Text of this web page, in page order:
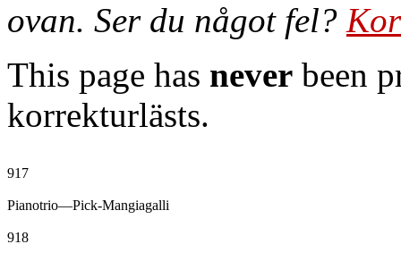
ovan. Ser du något fel?
This page has never been
korrekturlästs.
917
Pianotrio—Pick-Mangiagalli
918